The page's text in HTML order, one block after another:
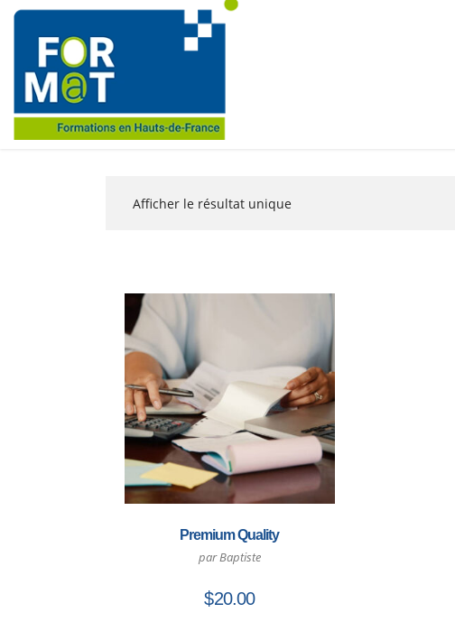
Afficher le résultat unique
Premium Quality
par Baptiste
$20.00